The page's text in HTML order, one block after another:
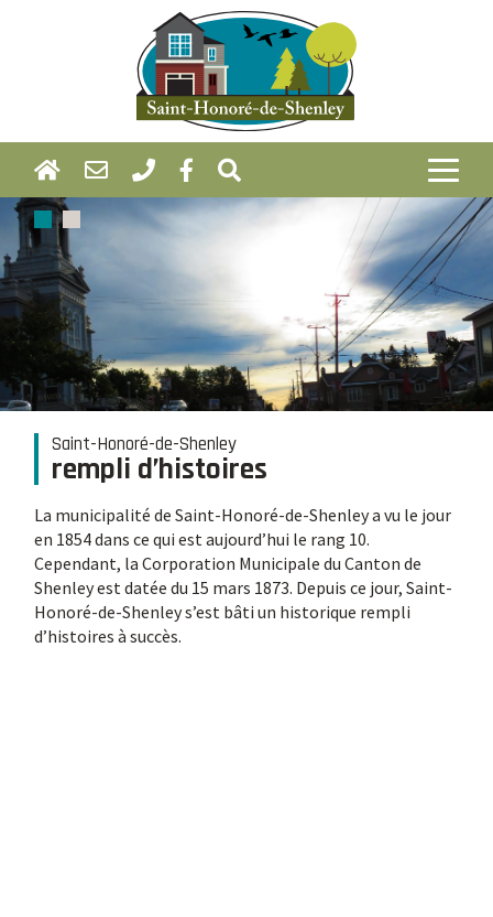
Saint-Honoré-de-Shenley
rempli d’histoires
La municipalité de Saint-Honoré-de-Shenley a vu le jour
en 1854 dans ce qui est aujourd’hui le rang 10.
Cependant, la Corporation Municipale du Canton de
Shenley est datée du 15 mars 1873. Depuis ce jour, Saint-
Honoré-de-Shenley s’est bâti un historique rempli
d’histoires à succès.
Omniprésente dans notre économie,
l’agriculture
Les fermes sont une grande partie de l’économie locale.
Des dizaines d’agriculteurs emploient plusieurs
travailleurs saisonniers et annuels d’ici et d’ailleurs. Mais
plusieurs commerces, organismes et services